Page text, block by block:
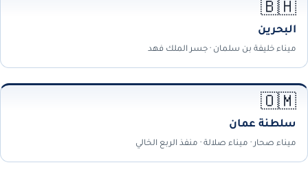
🇧🇭
البحرين
ميناء خليفة بن سلمان · جسر الملك فهد
🇴🇲
سلطنة عمان
ميناء صحار · ميناء صلالة · منفذ الربع الخالي